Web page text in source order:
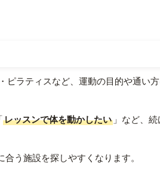
ピラティスなど、運動の目的や通い
レッスンで体を動かしたい 」など、
う施設を探しやすくなります。